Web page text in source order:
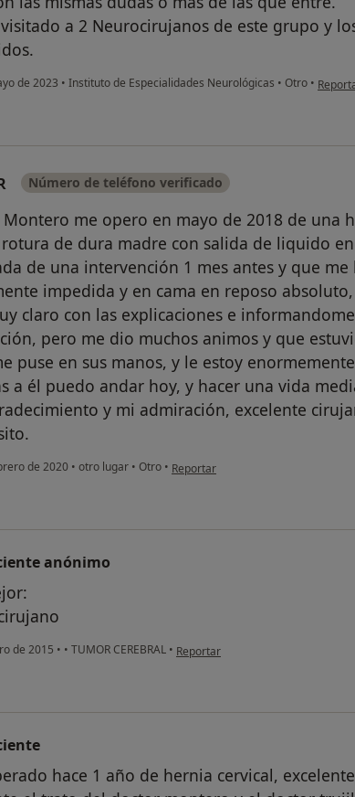
a 2 Neurocirujanos de este grupo y
de 2023 • Instituto de Especialidades Neurológicas • Otro • en
Número de teléfono verificado
Montero me opero en mayo de 2018 de una
de dura madre con salida de liquido
de una intervención 1 mes antes y que
impedida y en cama en reposo
claro con las explicaciones e
pero me dio muchos animos y que
puse en sus manos, y le estoy
a él puedo andar hoy, y hacer una vida
y mi admiración, excelente
de 2020 • otro lugar • Otro • en opinión del usuario IMR
Reportar
anónimo
de 2015 • • TUMOR CEREBRAL • en opinión del usuario paciente
Reportar
hace 1 año de hernia cervical,